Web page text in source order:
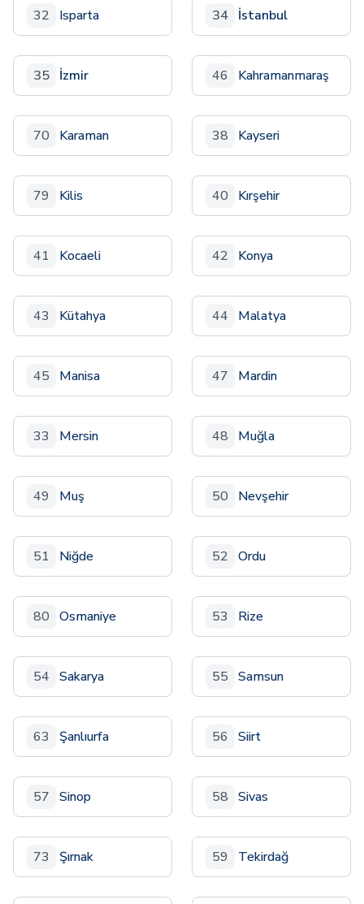
32 Isparta 34 İstanbul
35 İzmir 46 Kahramanmaraş
70 Karaman 38 Kayseri
79 Kilis 40 Kırşehir
41 Kocaeli 42 Konya
43 Kütahya 44 Malatya
45 Manisa 47 Mardin
33 Mersin 48 Muğla
49 Muş 50 Nevşehir
51 Niğde 52 Ordu
80 Osmaniye 53 Rize
54 Sakarya 55 Samsun
63 Şanlıurfa 56 Siirt
57 Sinop 58 Sivas
73 Şırnak 59 Tekirdağ